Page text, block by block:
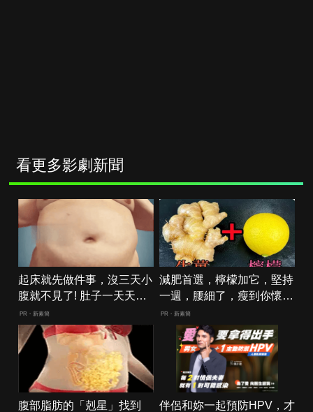
看更多影劇新聞
起床就先做件事，沒三天小
腹就不見了! 肚子一天天變
小！
PR・新素簡
減肥首選，檸檬加它，堅持
一週，腰細了，瘦到你懷疑
人生
PR・新素簡
腹部脂肪的「剋星」找到
伴侶和妳一起預防HPV，才